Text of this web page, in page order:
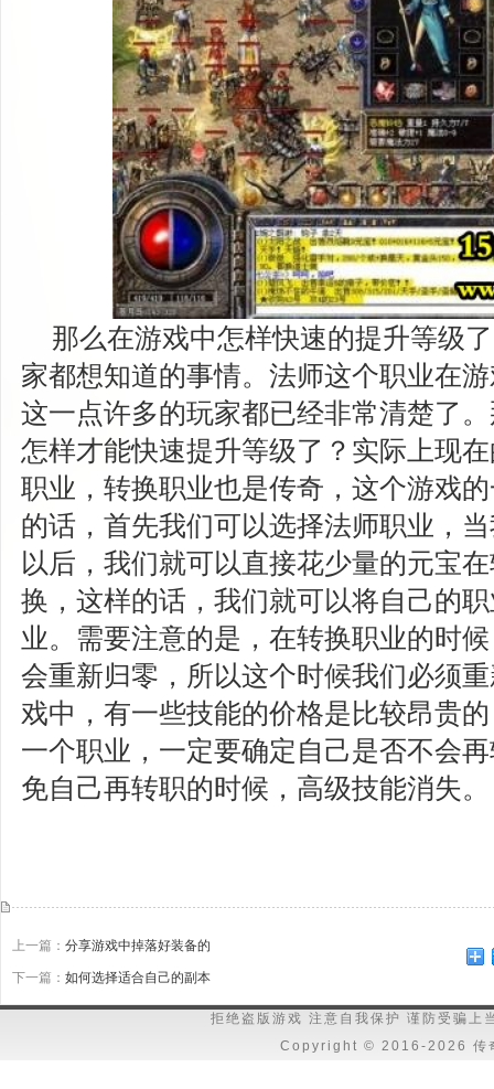
那么在游戏中怎样快速的提升等级
家都想知道的事情。法师这个职业在
这一点许多的玩家都已经非常清楚了
怎样才能快速提升等级了？实际上现
职业，转换职业也是传奇，这个游戏
的话，首先我们可以选择法师职业，
以后，我们就可以直接花少量的元宝
换，这样的话，我们就可以将自己的
业。需要注意的是，在转换职业的时
会重新归零，所以这个时候我们必须
戏中，有一些技能的价格是比较昂贵
一个职业，一定要确定自己是否不会
免自己再转职的时候，高级技能消失。
上一篇： 分享游戏中掉落好装备的
下一篇： 如何选择适合自己的副本
拒绝盗版游戏 注意自我保护 谨防受骗上
Copyright © 2016-2026 传